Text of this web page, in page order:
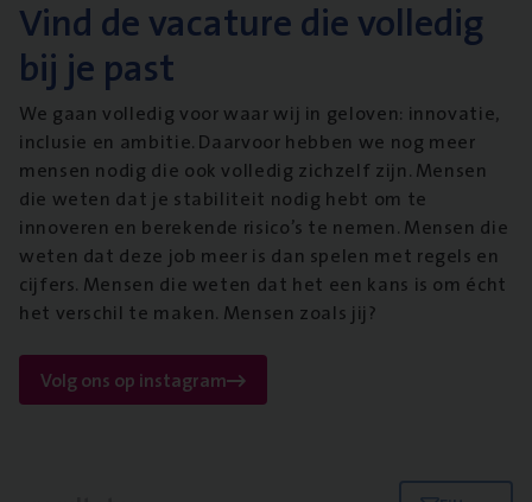
Vind de vacature die volledig
bij je past
We gaan volledig voor waar wij in geloven: innovatie,
inclusie en ambitie. Daarvoor hebben we nog meer
mensen nodig die ook volledig zichzelf zijn. Mensen
die weten dat je stabiliteit nodig hebt om te
innoveren en berekende risico’s te nemen. Mensen die
weten dat deze job meer is dan spelen met regels en
cijfers. Mensen die weten dat het een kans is om écht
het verschil te maken. Mensen zoals jij?
Volg ons op instagram